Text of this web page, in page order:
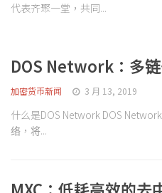
代表齐聚一堂，共同...
DOS Network：多
加密货币新闻 3 月 13, 2019
什么是DOS Network DOS
络，将...